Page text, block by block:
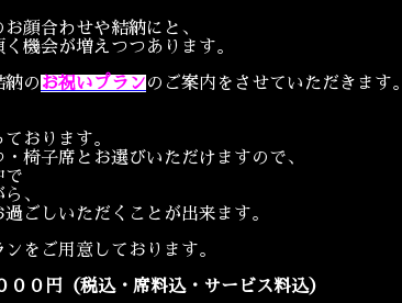
顔合わせや結納にと、
く機会が増えつつあります。
納の お祝いプランのご案内をさせていただきます。
おります。
椅子席とお選びいただけますので、
で
、
ごしいただくことが出来ます。
をご用意しております。
０円（税込・席料込・サービス料込）